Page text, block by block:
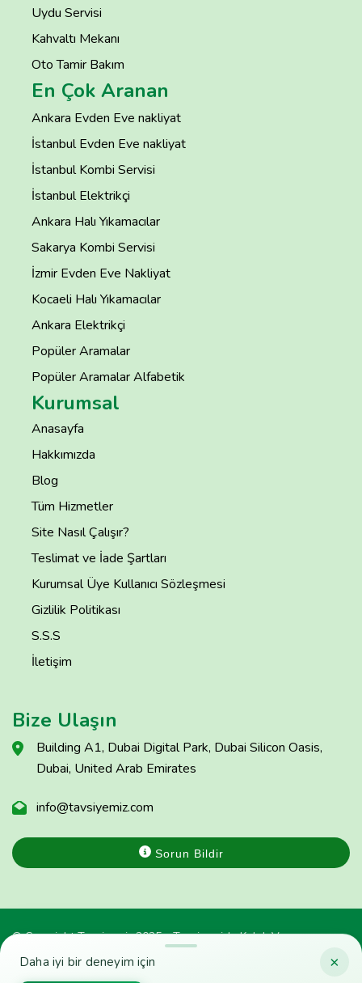
×
Daha iyi bir deneyim için
Uydu Servisi
Kahvaltı Mekanı
Oto Tamir Bakım
En Çok Aranan
Ankara Evden Eve nakliyat
İstanbul Evden Eve nakliyat
İstanbul Kombi Servisi
İstanbul Elektrikçi
Ankara Halı Yıkamacılar
Sakarya Kombi Servisi
İzmir Evden Eve Nakliyat
Kocaeli Halı Yıkamacılar
Ankara Elektrikçi
Popüler Aramalar
Popüler Aramalar Alfabetik
Kurumsal
Anasayfa
Hakkımızda
Blog
Tüm Hizmetler
Site Nasıl Çalışır?
Teslimat ve İade Şartları
Kurumsal Üye Kullanıcı Sözleşmesi
Gizlilik Politikası
S.S.S
İletişim
Bize Ulaşın
Building A1, Dubai Digital Park, Dubai Silicon Oasis,
Dubai, United Arab Emirates
info@tavsiyemiz.com
Sorun Bildir
© Copyright Tavsiyemiz 2025 - Tavsiyemiz'e Kulak Ver